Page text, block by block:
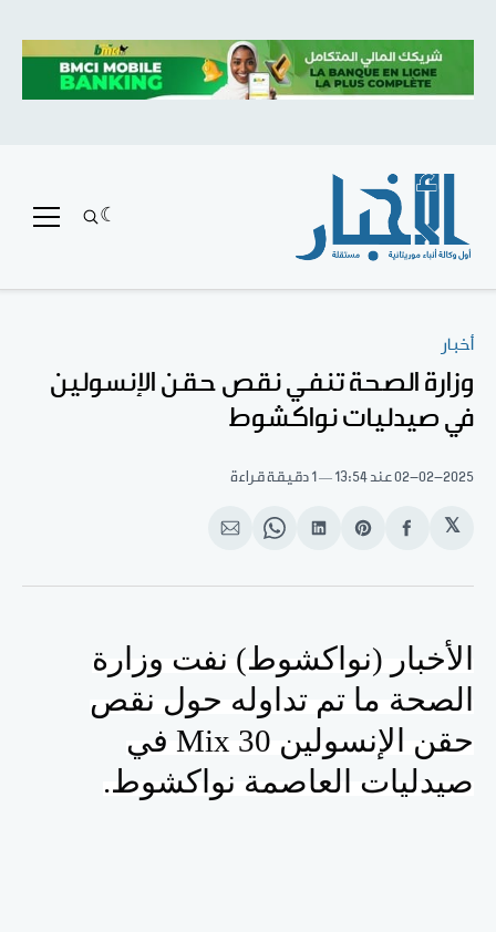
أخبار
وزارة الصحة تنفي نقص حقن الإنسولين
في صيدليات نواكشوط
02-02-2025عند 13:54 1 دقيقة قراءة
𝕏
انشر
الفيسبوك
Share
Pinterest
انشر
لينكد
Share
WhatsApp
انشر
الإيميل
الأخبار (نواكشوط) نفت وزارة
الصحة ما تم تداوله حول نقص
حقن الإنسولين Mix 30 في
صيدليات العاصمة نواكشوط.